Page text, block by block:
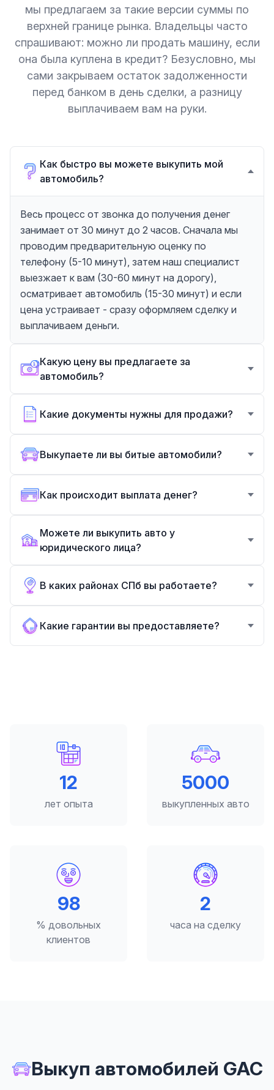
мы предлагаем за такие версии суммы по
верхней границе рынка. Владельцы часто
спрашивают: можно ли продать машину, если
она была куплена в кредит? Безусловно, мы
сами закрываем остаток задолженности
перед банком в день сделки, а разницу
выплачиваем вам на руки.
Как быстро вы можете выкупить мой
автомобиль?
Весь процесс от звонка до получения денег
занимает от 30 минут до 2 часов. Сначала мы
проводим предварительную оценку по
телефону (5-10 минут), затем наш специалист
выезжает к вам (30-60 минут на дорогу),
осматривает автомобиль (15-30 минут) и если
цена устраивает - сразу оформляем сделку и
выплачиваем деньги.
Какую цену вы предлагаете за
автомобиль?
Какие документы нужны для продажи?
Выкупаете ли вы битые автомобили?
Как происходит выплата денег?
Можете ли выкупить авто у
юридического лица?
В каких районах СПб вы работаете?
Какие гарантии вы предоставляете?
12
лет опыта
5000
выкупленных авто
98
% довольных
клиентов
2
часа на сделку
Выкуп автомобилей GAC